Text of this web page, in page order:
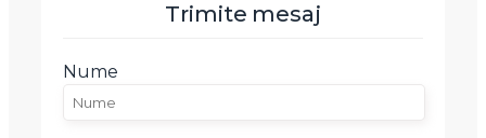
Trimite mesaj
Nume